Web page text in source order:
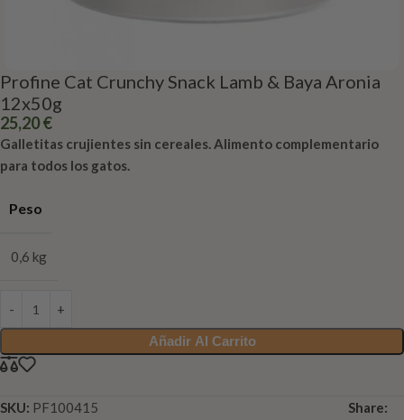
Profine Cat Crunchy Snack Lamb & Baya Aronia
12x50g
25,20€
Galletitas crujientes sin cereales. Alimento complementario
para todos los gatos.
Peso
0,6 kg
Añadir Al Carrito
SKU: PF100415
Share: